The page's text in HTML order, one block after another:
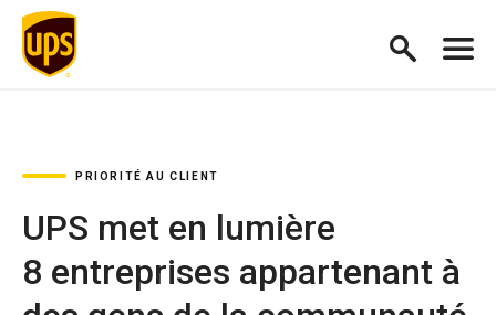
PRIORITÉ AU CLIENT
UPS met en lumière
8 entreprises appartenant à